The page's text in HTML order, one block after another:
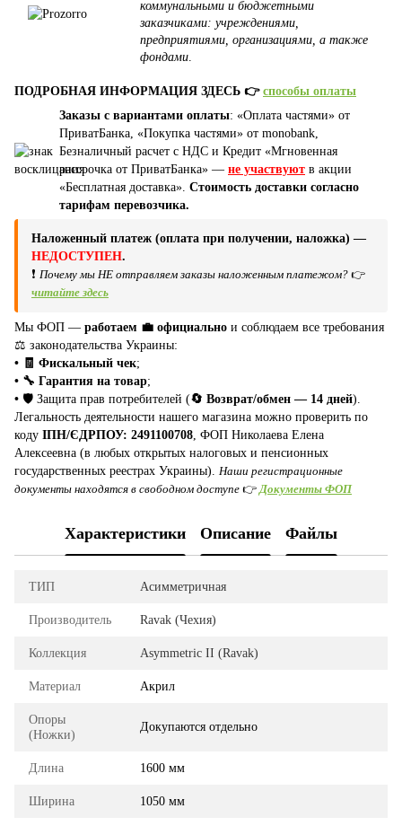
коммунальными и бюджетными
заказчиками: учреждениями,
предприятиями, организациями, а также
фондами
ПОДРОБНАЯ ИНФОРМАЦИЯ ЗДЕСЬ 👉 способы оплаты
Заказы с вариантами оплаты: «Оплата частями» от
ПриватБанка, «Покупка частями» от monobank,
Безналичный расчет с НДС и Кредит «Мгновенная
рассрочка от ПриватБанка» — не участвуют в акции
«Бесплатная доставка». Стоимость доставки согласно
тарифам перевозчика.
Наложенный платеж (оплата при получении, наложка) —
НЕДОСТУПЕН.
❗ Почему мы НЕ отправляем заказы наложенным платежом? 👉
читайте здесь
Мы ФОП — работаем 💼 официально и соблюдаем все требования
⚖️ законодательства Украины:
• 🧾 Фискальный чек;
• 🔧 Гарантия на товар;
• 🛡️ Защита прав потребителей (🔄 Возврат/обмен — 14 дней).
Легальность деятельности нашего магазина можно проверить по
коду ІПН/ЄДРПОУ: 2491100708 , ФОП Николаева Елена
Алексеевна (в любых открытых налоговых и пенсионных
государственных реестрах Украины). Наши регистрационные
документы находятся в свободном доступе 👉 Документы ФОП
Характеристики Описание Файлы
ТИП Асимметричная
Производитель Ravak (Чехия)
Коллекция Asymmetric II (Ravak)
Материал Акрил
Опоры
(Ножки)
Докупаются отдельно
Длина 1600 мм
Ширина 1050 мм